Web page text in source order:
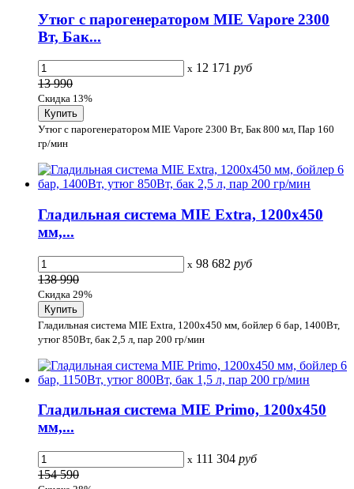
Утюг с парогенератором MIE Vapore 2300
Вт, Бак...
x 12 171 руб
13 990
Скидка 13%
Утюг с парогенератором MIE Vapore 2300 Вт, Бак 800 мл, Пар 160
гр/мин
Гладильная система MIE Extra, 1200х450
мм,...
x 98 682 руб
138 990
Скидка 29%
Гладильная система MIE Extra, 1200х450 мм, бойлер 6 бар, 1400Вт,
утюг 850Вт, бак 2,5 л, пар 200 гр/мин
Гладильная система MIE Primo, 1200х450
мм,...
x 111 304 руб
154 590